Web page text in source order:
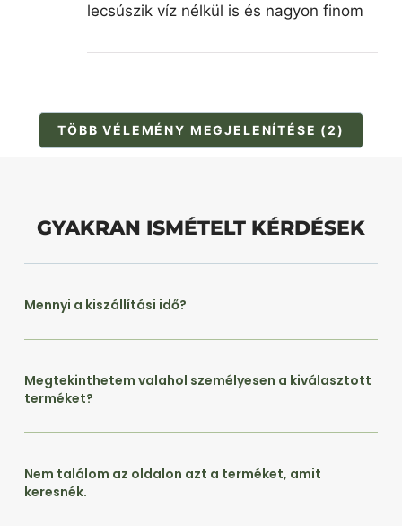
lecsúszik víz nélkül is és nagyon finom
TÖBB VÉLEMÉNY MEGJELENÍTÉSE (2)
GYAKRAN ISMÉTELT KÉRDÉSEK
Mennyi a kiszállítási idő?
Megtekinthetem valahol személyesen a kiválasztott
terméket?
Nem találom az oldalon azt a terméket, amit
keresnék.